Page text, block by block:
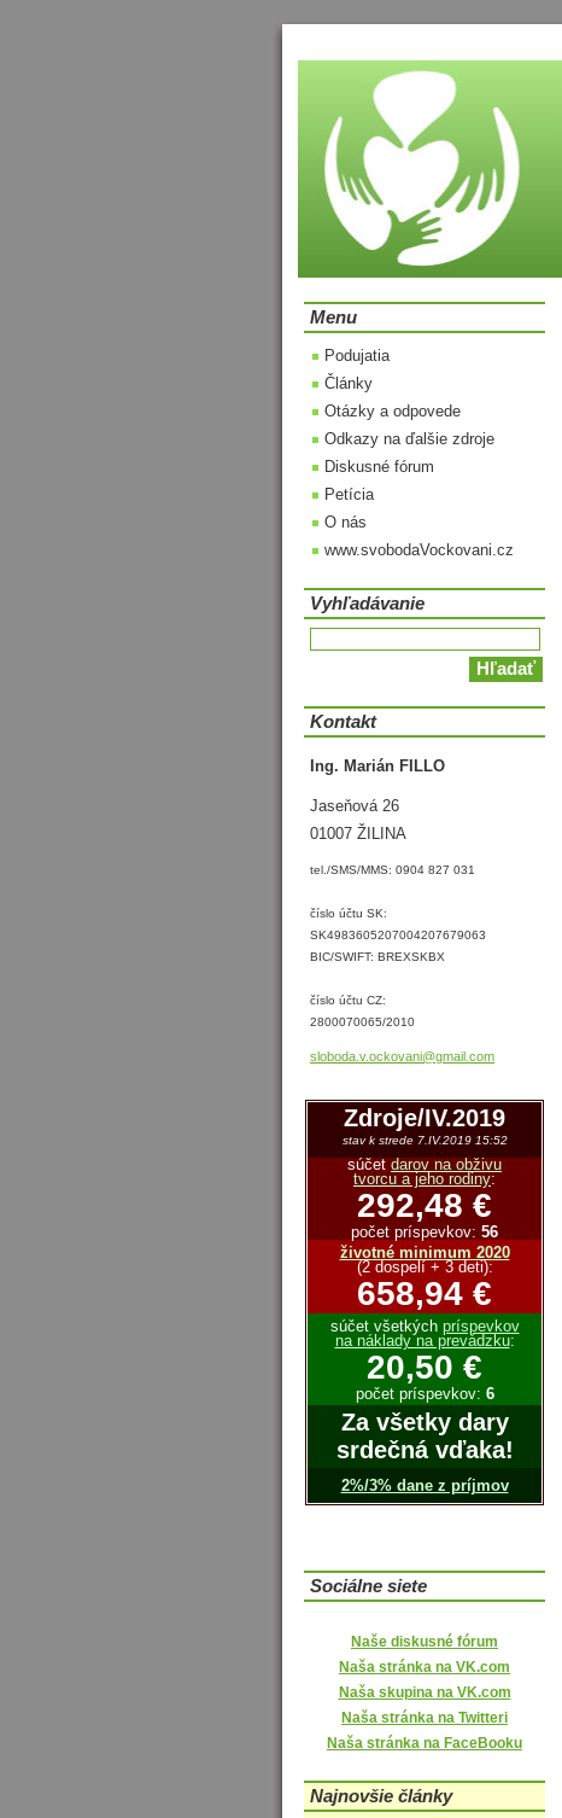
Menu
Podujatia
Články
Otázky a odpovede
Odkazy na ďalšie zdroje
Diskusné fórum
Petícia
O nás
www.svobodaVockovani.cz
Vyhľadávanie
Kontakt
Ing. Marián FILLO
Jaseňová 26
01007 ŽILINA
tel./SMS/MMS: 0904 827 031
číslo účtu SK:
SK4983605207004207679063
BIC/SWIFT: BREXSKBX
číslo účtu CZ:
2800070065/2010
sloboda. v.ockovani@gmail .com
Zdroje/IV.2019
stav k strede 7.IV.2019 15:52
súčet darov na obživu
tvorcu a jeho rodiny:
292,48 €
počet príspevkov: 56
životné minimum 2020
(2 dospelí + 3 deti):
658,94 €
súčet všetkých príspevkov
na náklady na prevádzku:
20,50 €
počet príspevkov: 6
Za všetky dary
srdečná vďaka!
2%/3% dane z príjmov
Sociálne siete
Naše diskusné fórum
Naša stránka na VK.com
Naša skupina na VK.com
Naša stránka na Twitteri
Naša stránka na FaceBooku
Najnovšie články